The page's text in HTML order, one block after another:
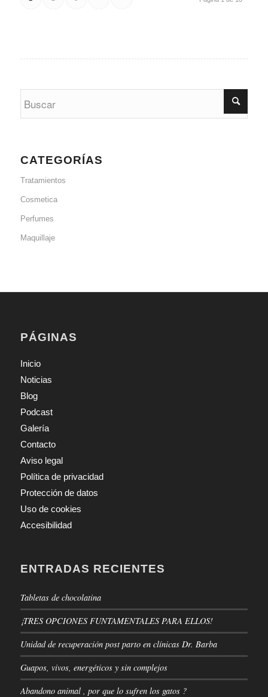
CATEGORÍAS
Tratamientos
Cosmetica
Perfumes
Maquillaje
PÁGINAS
Inicio
Noticias
Blog
Podcast
Galería
Contacto
Aviso legal
Política de privacidad
Protección de datos
Uso de cookies
Accesibilidad
ENTRADAS RECIENTES
Tabletas de chocolatina
¡TRES OPCIONES FUNTAMENTALES PARA ELLOS!
Unidad de recuperación post parto en clínicas Dr. Barba
Guapos, vivos, energéticos y sin complejos
Abandono animal , por que lo sufren los gatos ?